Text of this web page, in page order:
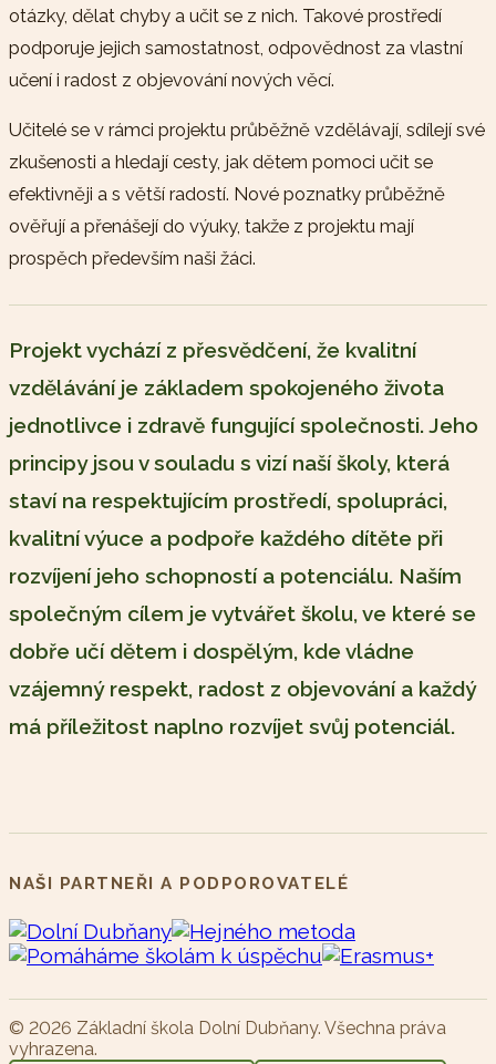
otázky, dělat chyby a učit se z nich. Takové prostředí
podporuje jejich samostatnost, odpovědnost za vlastní
učení i radost z objevování nových věcí.
Učitelé se v rámci projektu průběžně vzdělávají, sdílejí své
zkušenosti a hledají cesty, jak dětem pomoci učit se
efektivněji a s větší radostí. Nové poznatky průběžně
ověřují a přenášejí do výuky, takže z projektu mají
prospěch především naši žáci.
Projekt vychází z přesvědčení, že kvalitní
vzdělávání je základem spokojeného života
jednotlivce i zdravě fungující společnosti. Jeho
principy jsou v souladu s vizí naší školy, která
staví na respektujícím prostředí, spolupráci,
kvalitní výuce a podpoře každého dítěte při
rozvíjení jeho schopností a potenciálu. Naším
společným cílem je vytvářet školu, ve které se
dobře učí dětem i dospělým, kde vládne
vzájemný respekt, radost z objevování a každý
má příležitost naplno rozvíjet svůj potenciál.
NAŠI PARTNEŘI A PODPOROVATELÉ
© 2026 Základní škola Dolní Dubňany. Všechna práva
vyhrazena.